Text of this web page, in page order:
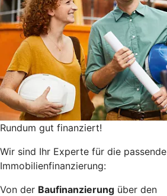
Rundum gut finanziert!
Wir sind Ihr Experte für die passende
Immobilienfinanzierung:
Von der Baufinanzierung über den